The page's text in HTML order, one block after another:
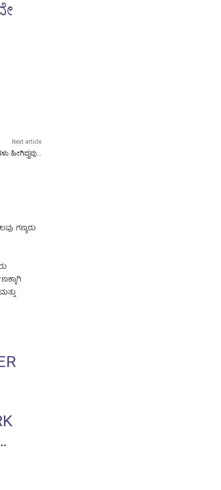
Next article
ಹೀಗಿದ್ದವು…
ಗಣ್ಯರು